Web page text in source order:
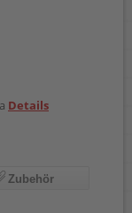
Details
Zubehör